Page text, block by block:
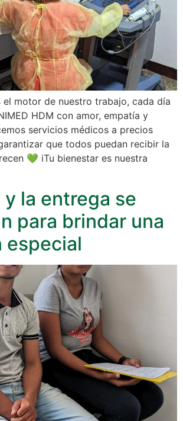
el motor de nuestro trabajo, cada día
HDM con amor, empatía y
servicios médicos a precios
que todos puedan recibir la
💚 iTu bienestar es nuestra
y la entrega se
para brindar una
especial